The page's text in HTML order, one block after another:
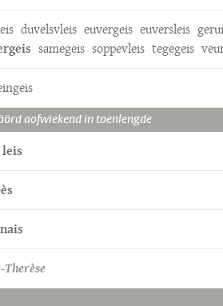
duvelsvleis euvergeis euversleis
samegeis soppevleis tegegeis
aofwiekend in toenlengde
leis